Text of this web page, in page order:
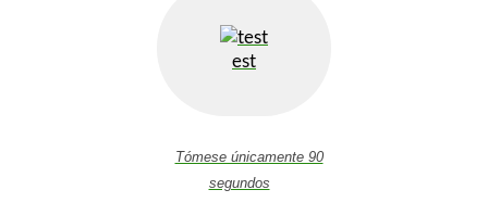
est
Tómese únicamente 90
segundos